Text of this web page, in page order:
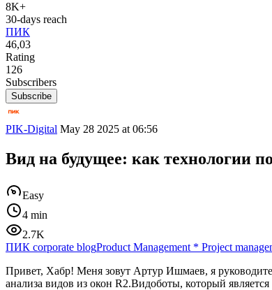
8K+
30-days reach
ПИК
46,03
Rating
126
Subscribers
Subscribe
PIK-Digital May 28 2025 at 06:56
Вид на будущее: как технологии
Easy
4 min
2.7K
ПИК corporate blogProduct Management * Project
Привет, Хабр! Меня зовут Артур Ишмаев, я
анализа видов из окон R2.Видоботы, который